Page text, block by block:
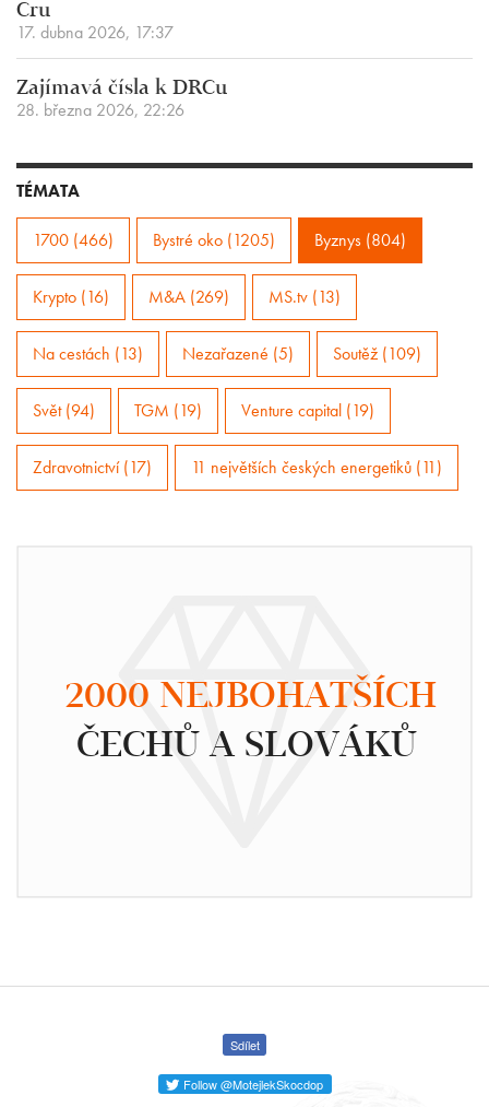
Cru
17. dubna 2026, 17:37
Zajímavá čísla k DRCu
28. března 2026, 22:26
TÉMATA
1700 (466) Bystré oko (1205) Byznys (804)
Krypto (16) M&A (269) MS.tv (13)
Na cestách (13) Nezařazené (5) Soutěž (109)
Svět (94) TGM (19) Venture capital (19)
Zdravotnictví (17) 11 největších českých energetiků (11)
2000 NEJBOHATŠÍCH
ČECHŮ A SLOVÁKŮ
Sdílet
Follow @MotejlekSkocdop